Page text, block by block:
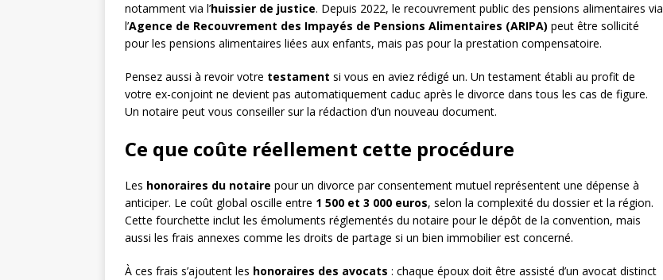
notamment via l’huissier de justice. Depuis 2022, le recouvrement public des pensions alimentaires via
l’Agence de Recouvrement des Impayés de Pensions Alimentaires (ARIPA) peut être sollicité
pour les pensions alimentaires liées aux enfants, mais pas pour la prestation compensatoire.
Pensez aussi à revoir votre testament si vous en aviez rédigé un. Un testament établi au profit de
votre ex-conjoint ne devient pas automatiquement caduc après le divorce dans tous les cas de figure.
Un notaire peut vous conseiller sur la rédaction d’un nouveau document.
Ce que coûte réellement cette procédure
Les honoraires du notaire pour un divorce par consentement mutuel représentent une dépense à
anticiper. Le coût global oscille entre 1 500 et 3 000 euros, selon la complexité du dossier et la région.
Cette fourchette inclut les émoluments réglementés du notaire pour le dépôt de la convention, mais
aussi les frais annexes comme les droits de partage si un bien immobilier est concerné.
À ces frais s’ajoutent les honoraires des avocats : chaque époux doit être assisté d’un avocat distinct